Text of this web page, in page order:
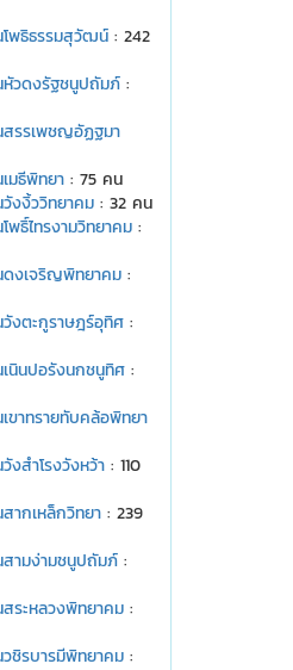
โพธิธรรมสุวัฒน์: 242
หัวดงรัฐชนูปถัมภ์:
สรรเพชญอัฏฐมา
เมธีพิทยา: 75 คน
วังงิ้ววิทยาคม: 32 คน
โพธิ์ไทรงามวิทยาคม:
ดงเจริญพิทยาคม:
วังตะกูราษฎร์อุทิศ:
เนินปอรังนกชนูทิศ:
เขาทรายทับคล้อพิทยา
วังสำโรงวังหว้า: 110
สากเหล็กวิทยา: 239
สามง่ามชนูปถัมภ์:
สระหลวงพิทยาคม:
วชิรบารมีพิทยาคม: